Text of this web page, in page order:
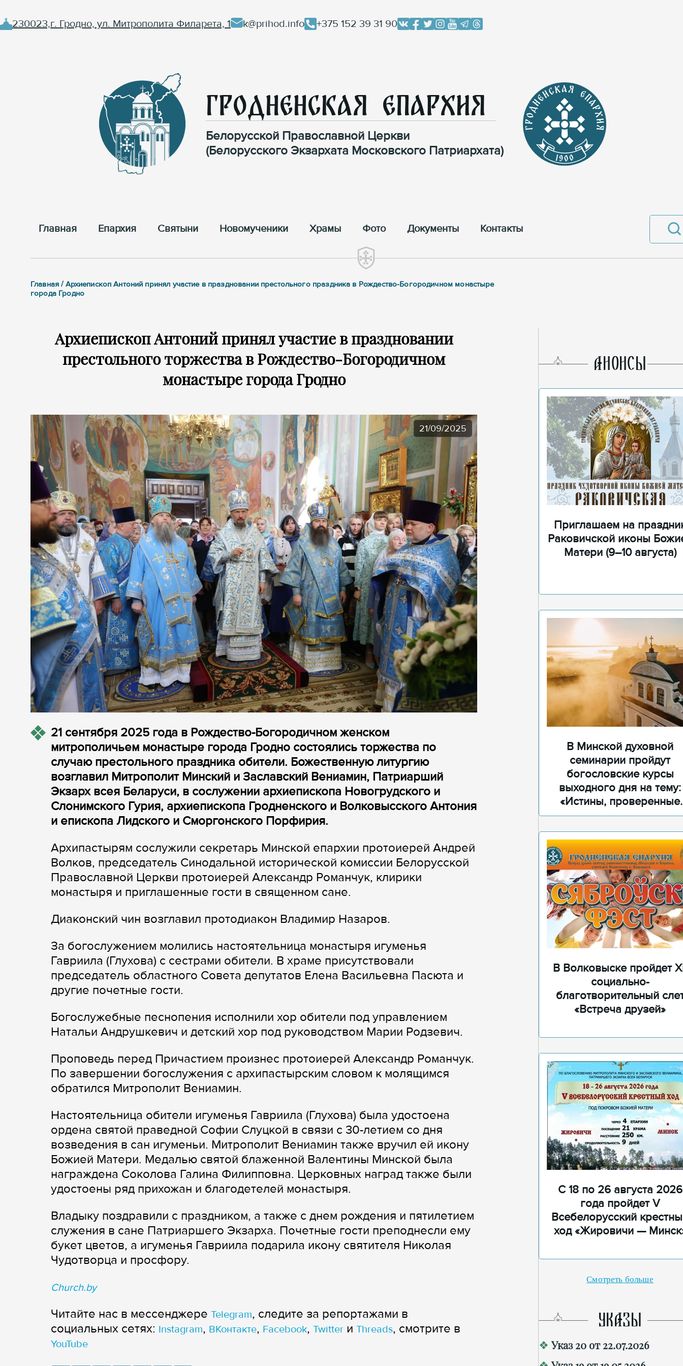
230023,г. Гродно, ул. Митрополита Филарета, 1 k@prihod.info +375 152 39 31 90
Гродненская Епархия
Белорусской Православной Церкви
(Белорусского Экзархата Московского Патриархата)
Главная Епархия Cвятыни Новомученики Храмы Фото Документы Контакты
Главная / Архиепископ Антоний принял участие в праздновании престольного праздника в Рождество-Богородичном монастыре
города Гродно
Архиепископ Антоний принял участие в праздновании
престольного торжества в Рождество-Богородичном
монастыре города Гродно
21/09/2025
21 сентября 2025 года в Рождество-Богородичном женском
митрополичьем монастыре города Гродно состоялись торжества по
случаю престольного праздника обители. Божественную литургию
возглавил Митрополит Минский и Заславский Вениамин, Патриарший
Экзарх всея Беларуси, в сослужении архиепископа Новогрудского и
Слонимского Гурия, архиепископа Гродненского и Волковысского Антония
и епископа Лидского и Сморгонского Порфирия.
Архипастырям сослужили секретарь Минской епархии протоиерей Андрей
Волков, председатель Синодальной исторической комиссии Белорусской
Православной Церкви протоиерей Александр Романчук, клирики
монастыря и приглашенные гости в священном сане.
Диаконский чин возглавил протодиакон Владимир Назаров.
За богослужением молились настоятельница монастыря игуменья
Гавриила (Глухова) с сестрами обители. В храме присутствовали
председатель областного Совета депутатов Елена Васильевна Пасюта и
другие почетные гости.
Богослужебные песнопения исполнили хор обители под управлением
Натальи Андрушкевич и детский хор под руководством Марии Родзевич.
Проповедь перед Причастием произнес протоиерей Александр Романчук.
По завершении богослужения с архипастырским словом к молящимся
обратился Митрополит Вениамин.
Настоятельница обители игуменья Гавриила (Глухова) была удостоена
ордена святой праведной Софии Слуцкой в связи с 30-летием со дня
возведения в сан игуменьи. Митрополит Вениамин также вручил ей икону
Божией Матери. Медалью святой блаженной Валентины Минской была
награждена Соколова Галина Филипповна. Церковных наград также были
удостоены ряд прихожан и благодетелей монастыря.
Владыку поздравили с праздником, а также с днем рождения и пятилетием
служения в сане Патриаршего Экзарха. Почетные гости преподнесли ему
букет цветов, а игуменья Гавриила подарила икону святителя Николая
Чудотворца и просфору.
Church.by
Читайте нас в мессенджере Telegram, следите за репортажами в
cоциальных сетях: Instagram, ВКонтакте, Facebook, Twitter и Threads, смотрите в
YouTube
AНОНСЫ
Приглашаем на
Раковичской иконы
Матери (9–10 августа)
В Минской духовной
семинарии пройдут
богословские курсы
выходного дня на тему:
«Истины, проверенные
временем»
В Волковыске пройдет
социально-
благотворительный
«Встреча друзей»
С 18 по 26 августа 2026
года пройдет V
Всебелорусский
ход «Жировичи —
Смотреть больше
УКАЗЫ
Указ 20 от 22.07.2026